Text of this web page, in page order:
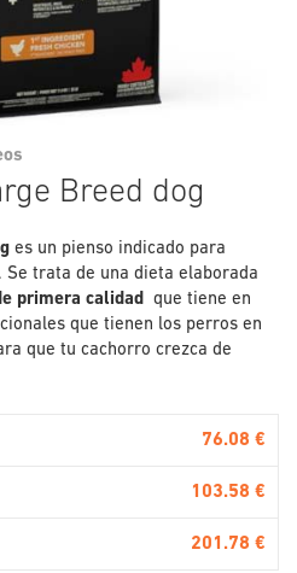
Breed dog
es un pienso indicado para
. Se trata de una dieta elaborada
primera calidad que tiene en
que tienen los perros en
que tu cachorro crezca de
76.08 €
103.58 €
201.78 €
al
de
la
galería
de
imágenes